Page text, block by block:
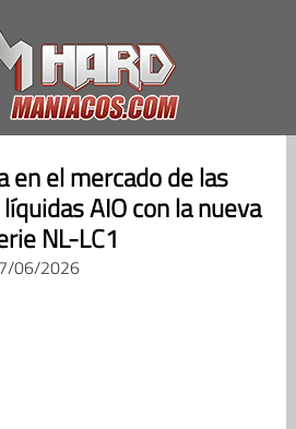
en el mercado de las
AIO con la nueva
NL-LC1
06/2026